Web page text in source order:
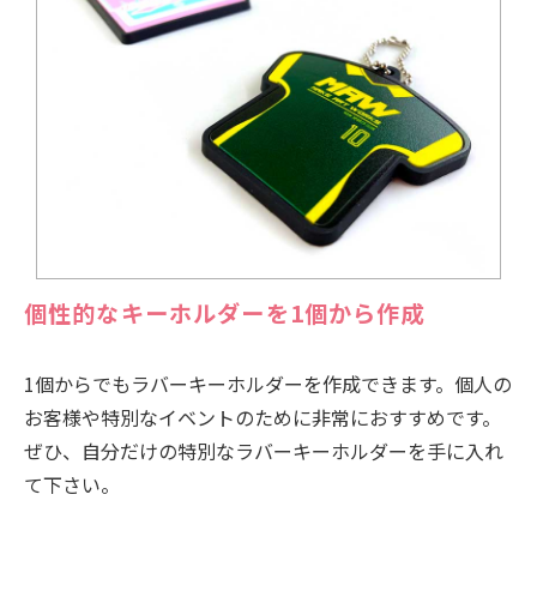
個性的なキーホルダーを1個から作成
1個からでもラバーキーホルダーを作成できます。個人の
お客様や特別なイベントのために非常におすすめです。
ぜひ、自分だけの特別なラバーキーホルダーを手に入れ
て下さい。